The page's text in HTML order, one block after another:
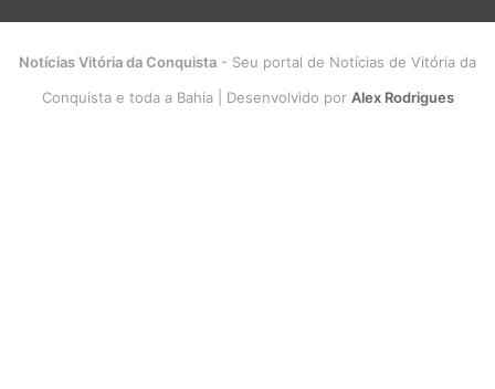
Notícias Vitória da Conquista - Seu portal de Notícias de Vitória da
Conquista e toda a Bahia | Desenvolvido por Alex Rodrigues